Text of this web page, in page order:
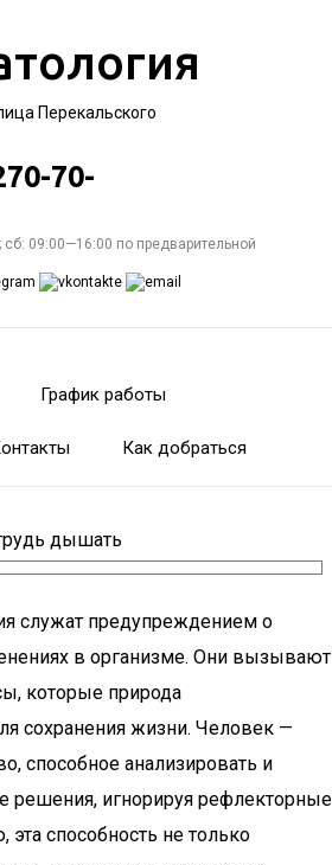
Перекальского
70-
сб: 09:00—16:00 по предварительной
График работы
Как добраться
дышать
служат предупреждением о
в организме. Они вызывают
которые природа
сохранения жизни. Человек —
способное анализировать и
решения, игнорируя рефлекторные
способность не только